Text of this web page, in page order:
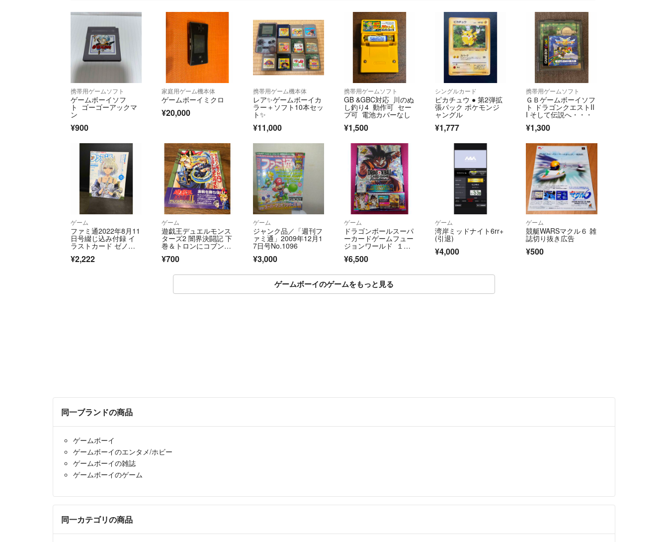
携帯用ゲームソフト
ゲームボーイソフ
ト ゴーゴーアックマ
ン
¥900
家庭用ゲーム機本体
ゲームボーイミクロ
¥20,000
携帯用ゲーム機本体
レア✨ゲームボーイカ
ラー＋ソフト10本セッ
ト✨
¥11,000
携帯用ゲームソフト
GB &GBC対応 川のぬ
し釣り4 動作可 セー
ブ可 電池カバーなし
¥1,500
シングルカード
ピカチュウ ● 第2弾拡
張パック ポケモンジ
ャングル
¥1,777
携帯用ゲームソフト
ＧＢゲームボーイソフ
ト ドラゴンクエストII
I そして伝説へ・・・
¥1,300
ゲーム
ファミ通2022年8月11
日号綴じ込み付録 イ
ラストカード ゼノブ
¥2,222
ゲーム
遊戯王デュエルモンス
ターズ2 闇界決闘記 下
巻＆トロンにコブン V
¥700
ゲーム
ジャンク品／「週刊フ
ァミ通」2009年12月1
7日号No.1096
¥3,000
ゲーム
ドラゴンボールスーパ
ーカードゲームフュー
ジョンワールド １ｓ
Ｅ プロモカード付き
¥6,500
ゲーム
湾岸ミッドナイト6rr+
(引退)
¥4,000
ゲーム
競艇WARSマクル６ 雑
誌切り抜き広告
¥500
ゲームボーイのゲームをもっと見る
同一ブランドの商品
ゲームボーイ
ゲームボーイのエンタメ/ホビー
ゲームボーイの雑誌
ゲームボーイのゲーム
同一カテゴリの商品